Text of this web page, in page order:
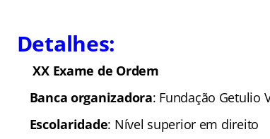
Detalhes:
XX Exame de Ordem
Banca organizadora: Fundação Getulio
Escolaridade: Nível superior em direito